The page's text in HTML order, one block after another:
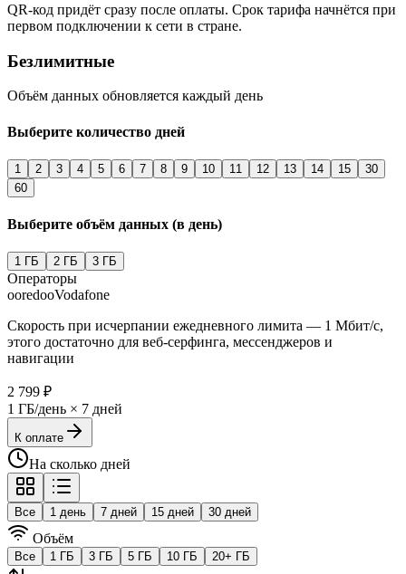
QR-код придёт сразу после оплаты. Срок тарифа начнётся при
первом подключении к сети в стране.
Безлимитные
Объём данных обновляется каждый день
Выберите количество дней
1 2 3 4 5 6 7 8 9 10 11 12 13 14 15
30
60
Выберите объём данных (в день)
1 ГБ 2 ГБ 3 ГБ
Операторы
ooredooVodafone
Скорость при исчерпании ежедневного лимита — 1 Мбит/с,
этого достаточно для веб-серфинга, мессенджеров и
навигации
2 799 ₽
1 ГБ/день × 7 дней
К оплате
На сколько дней
Все 1 день 7 дней 15 дней 30 дней
Объём
Все 1 ГБ 3 ГБ 5 ГБ 10 ГБ 20+ ГБ